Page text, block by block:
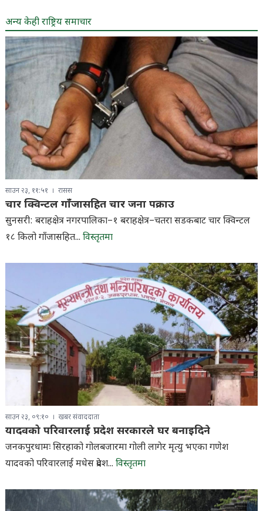
अन्य केही राष्ट्रिय समाचार
साउन २३, ११:५१ रासस
चार क्विन्टल गाँजासहित चार जना पक्राउ
सुनसरी: बराहक्षेत्र नगरपालिका–१ बराहक्षेत्र–चतरा सडकबाट चार क्विन्टल
१८ किलो गाँजासहित... विस्तृतमा
साउन २३, ०९:१० खबर संवाददाता
यादवको परिवारलाई प्रदेश सरकारले घर बनाइदिने
जनकपुरधामः सिरहाको गोलबजारमा गोली लागेर मृत्यु भएका गणेश
यादवको परिवारलाई मधेस प्रदेश... विस्तृतमा